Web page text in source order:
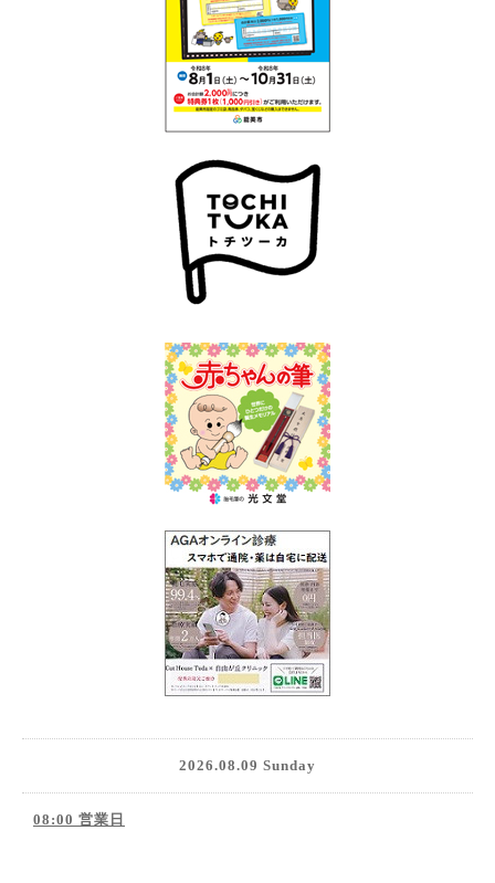
2026.08.09 Sunday
08:00 営業日